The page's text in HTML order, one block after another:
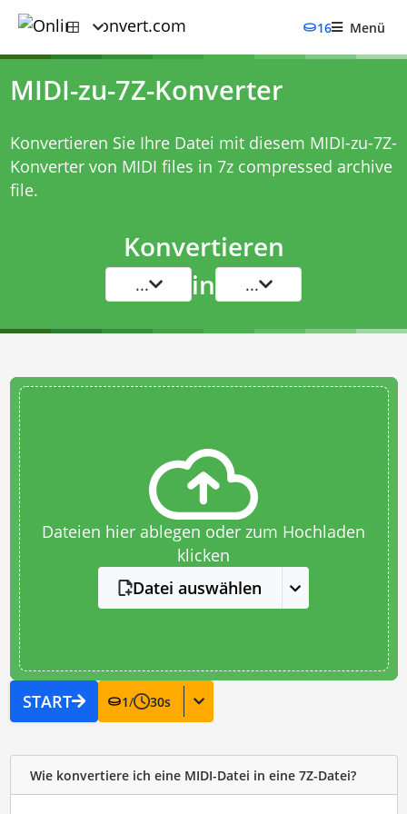
16 Menü
MIDI-zu-7Z-Konverter
Konvertieren Sie Ihre Datei mit diesem MIDI-zu-7Z-
Konvertervon MIDI files in 7z compressed archive
file.
Konvertieren
... in ...
Dateien hier ablegen oder zum Hochladen
klicken
Datei auswählen
START 1/ 30s
Wie konvertiere ich eine MIDI-Datei in eine 7Z-Datei?